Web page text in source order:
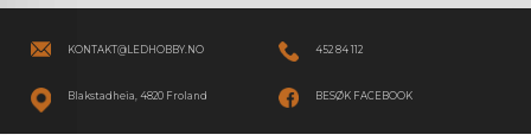
KONTAKT@LEDHOBBY.NO 452 84 112
Blakstadheia, 4820 Froland BESØK FACEBOOK